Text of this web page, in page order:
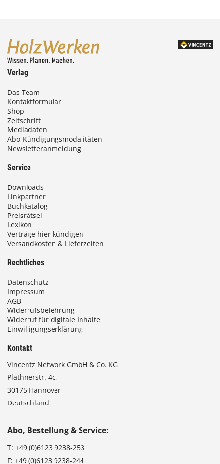
Verlag
Das Team
Kontaktformular
Shop
Zeitschrift
Mediadaten
Abo-Kündigungsmodalitäten
Newsletteranmeldung
Service
Downloads
Linkpartner
Buchkatalog
Preisrätsel
Lexikon
Verträge hier kündigen
Versandkosten & Lieferzeiten
Rechtliches
Datenschutz
Impressum
AGB
Widerrufsbelehrung
Widerruf für digitale Inhalte
Einwilligungserklärung
Kontakt
Vincentz Network GmbH & Co. KG
Plathnerstr. 4c,
30175 Hannover
Deutschland
Abo, Bestellung & Service:
T: +49 (0)6123 9238-253
F: +49 (0)6123 9238-244